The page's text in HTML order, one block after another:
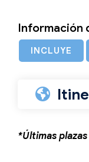
Información
INCLUYE
*Últimas